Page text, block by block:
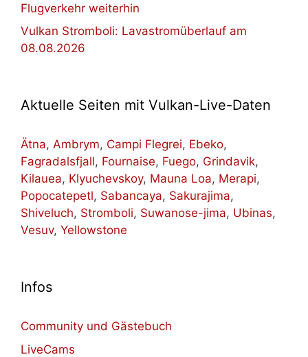
Flugverkehr weiterhin
Vulkan Stromboli: Lavastromüberlauf am
08.08.2026
Aktuelle Seiten mit Vulkan-Live-Daten
Ätna, Ambrym, Campi Flegrei, Ebeko,
Fagradalsfjall, Fournaise, Fuego, Grindavik,
Kilauea, Klyuchevskoy, Mauna Loa, Merapi,
Popocatepetl, Sabancaya, Sakurajima,
Shiveluch, Stromboli, Suwanose-jima, Ubinas,
Vesuv, Yellowstone
Infos
Community und Gästebuch
LiveCams